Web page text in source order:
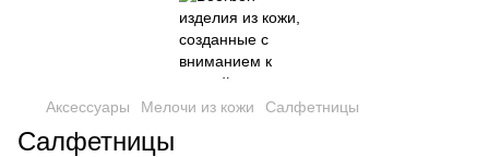
Аксессуары Мелочи из кожи Салфетницы
Салфетницы